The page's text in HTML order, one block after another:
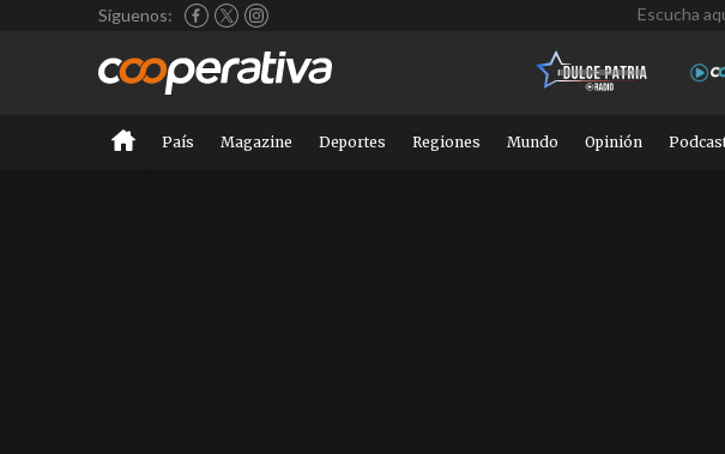
Síguenos: Escucha
País Magazine Deportes Regiones Mundo Opinión